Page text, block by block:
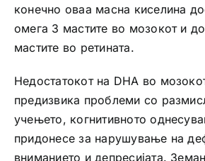
конечно оваа масна киселина
омега 3 мастите во мозокот и
мастите во ретината.
Недостатокот на DHA во
предизвика проблеми со
учењето, когнитивното
придонесе за нарушување на
вниманието и депресијата.